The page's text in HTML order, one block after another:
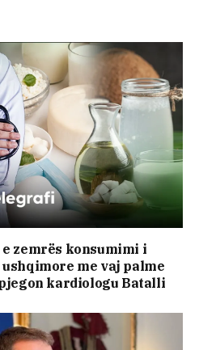
zemrës konsumimi i
me vaj palme
kardiologu Batalli